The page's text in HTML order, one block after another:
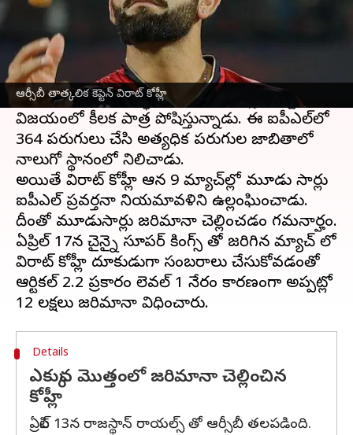
ఆర్సీబీ తాత్కలిక కెప్టెన్ విరాట్ కోహ్లీ
ఈ వార్తాకథనం ఏంటి
ఇండియన్ ప్రీమియర్ లీగ్ లో ఆర్సీబీ తాత్కలిక కెప్టెన్
విరాట్ కోహ్లీఅద్భుత ఫామ్ లో ఉన్నాడు.
ఈ సీజన్ లో ఐదు అర్ధ సెంచరీలతో ఆర్సీబీ జట్టు
విజయంలో కీలక పాత్ర పోషిస్తున్నాడు. ఈ ఐపీఎల్‌లో
364 పరుగులు చేసి అత్యధిక పరుగుల జాబితాలో
నాలుగో స్థానంలో నిలిచాడు.
అయితే విరాట్ కోహ్లీ ఆడిన 9 మ్యాచ్‌ల్లో మూడు సార్లు
ఐపీఎల్ ప్రవర్తనా నియమావళిని ఉల్లంఘించాడు.
దీంతో మూడుసార్లు జరిమానా చెల్లించడం గమనార్హం.
ఏప్రిల్ 17న చైన్నై సూపర్ కింగ్స్ తో జరిగిన మ్యాచ్ లో
విరాట్ కోహ్లీ దూకుడుగా సంబరాలు చేసుకోవడంతో
ఆర్టికల్ 2.2 ప్రకారం లెవల్ 1 నేరం కారణంగా అప్పట్లో
Details
ఎక్కువ మొత్తంలో జరిమానా చెల్లించిన
కోహ్లీ
ఏప్రిల్ 13న రాజస్థాన్ రాయల్స్ తో ఆర్సీబీ తలపడింది.